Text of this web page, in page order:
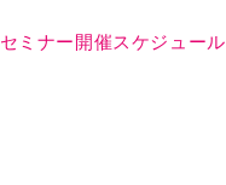
セミナー開催スケジュール